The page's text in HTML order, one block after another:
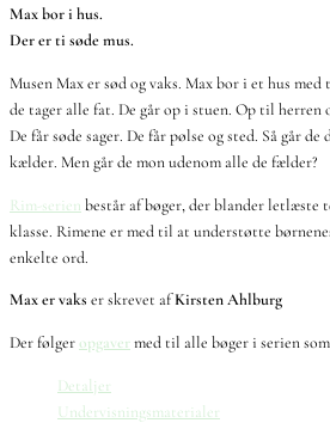
Max bor i hus.
Der er ti søde mus.
Musen Max er sød og vaks. Max bor i et hus
de tager alle fat. De går op i stuen. Op til herren
De får søde sager. De får pølse og sted. Så går de
kælder. Men går de mon udenom alle de fælder?
Rim-serien består af bøger, der blander letlæste
klasse. Rimene er med til at understøtte
enkelte ord.
Max er vaks er skrevet afKirsten Ahlburg
Der følger opgavermed til alle bøger i serien
Detaljer
Undervisningsmaterialer